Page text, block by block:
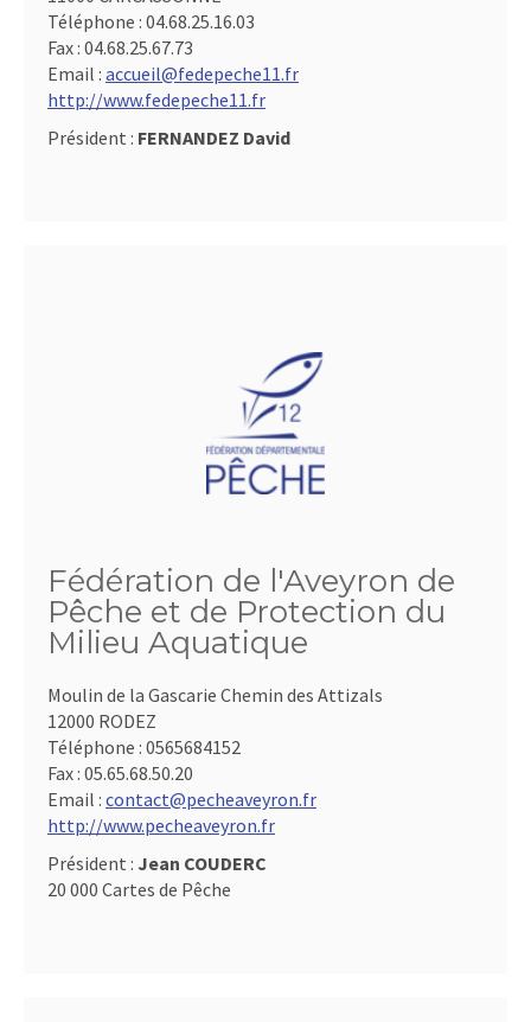
Téléphone : 04.68.25.16.03
Fax : 04.68.25.67.73
Email : accueil@fedepeche11.fr
http://www.fedepeche11.fr
Président : FERNANDEZ David
Fédération de l'Aveyron de
Pêche et de Protection du
Milieu Aquatique
Moulin de la Gascarie Chemin des Attizals
12000 RODEZ
Téléphone : 0565684152
Fax : 05.65.68.50.20
Email : contact@pecheaveyron.fr
http://www.pecheaveyron.fr
Président : Jean COUDERC
20 000 Cartes de Pêche